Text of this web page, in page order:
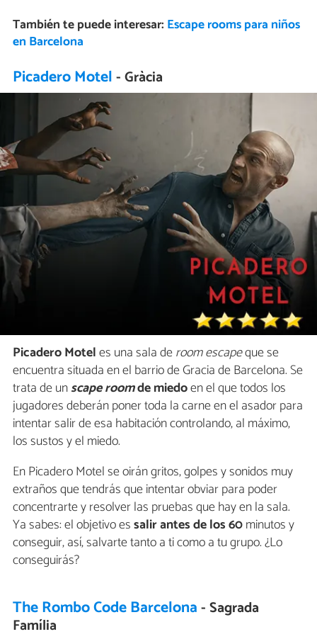
También te puede interesar: Escape rooms para niños
en Barcelona
Picadero Motel- Gràcia
Picadero Moteles una sala deroom escapeque se
encuentra situada en el barrio de Gracia de Barcelona. Se
trata de unscape roomde miedoen el que todos los
jugadores deberán poner toda la carne en el asador para
intentar salir de esa habitación controlando, al máximo,
los sustos y el miedo.
En Picadero Motel se oirán gritos, golpes y sonidos muy
extraños que tendrás que intentar obviar para poder
concentrarte y resolver las pruebas que hay en la sala.
Ya sabes: el objetivo essalir antes de los 60minutos y
conseguir, así, salvarte tanto a ti como a tu grupo. ¿Lo
conseguirás?
The Rombo Code Barcelona- Sagrada
Família